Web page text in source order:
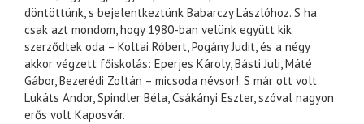
döntöttünk, s bejelentkeztünk Babarczy Lászlóhoz. S ha
csak azt mondom, hogy 1980-ban velünk együtt kik
szerződtek oda – Koltai Róbert, Pogány Judit, és a négy
akkor végzett főiskolás: Eperjes Károly, Básti Juli, Máté
Gábor, Bezerédi Zoltán – micsoda névsor!. S már ott volt
Lukáts Andor, Spindler Béla, Csákányi Eszter, szóval nagyon
erős volt Kaposvár.